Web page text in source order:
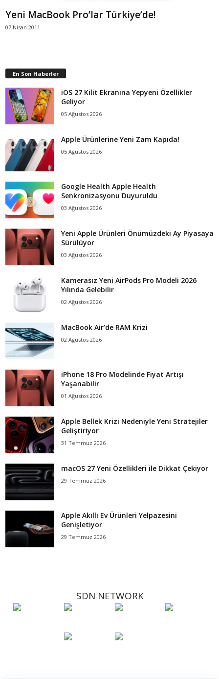
Yeni MacBook Pro’lar Türkiye’de!
07 Nisan 2011
En Son Haberler
iOS 27 Kilit Ekranına Yepyeni Özellikler
Geliyor
05 Ağustos 2026
Apple Ürünlerine Yeni Zam Kapıda!
05 Ağustos 2026
Google Health Apple Health
Senkronizasyonu Duyuruldu
03 Ağustos 2026
Yeni Apple Ürünleri Önümüzdeki Ay Piyasaya
Sürülüyor
03 Ağustos 2026
Kamerasız Yeni AirPods Pro Modeli 2026
Yılında Gelebilir
02 Ağustos 2026
MacBook Air’de RAM Krizi
02 Ağustos 2026
iPhone 18 Pro Modelinde Fiyat Artışı
Yaşanabilir
01 Ağustos 2026
Apple Bellek Krizi Nedeniyle Yeni Stratejiler
Geliştiriyor
31 Temmuz 2026
macOS 27 Yeni Özellikleri ile Dikkat Çekiyor
29 Temmuz 2026
Apple Akıllı Ev Ürünleri Yelpazesini
Genişletiyor
29 Temmuz 2026
SDN NETWORK